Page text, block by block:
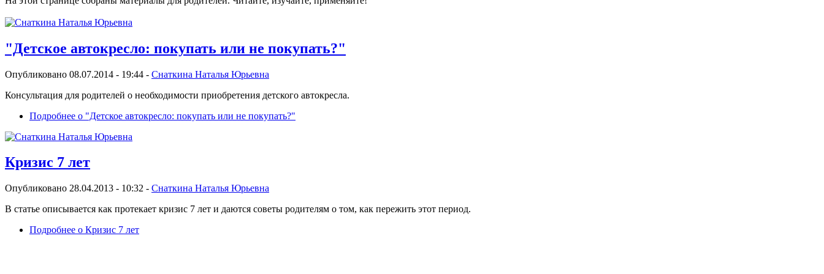
"Детское автокресло: покупать или не покупать?"
Опубликовано 08.07.2014 - 19:44 - Снаткина Наталья Юрьевна
Консультация для родителей о необходимости приобретения детского автокресла.
Подробнее о "Детское автокресло: покупать или не покупать?"
Кризис 7 лет
Опубликовано 28.04.2013 - 10:32 - Снаткина Наталья Юрьевна
В статье описывается как протекает кризис 7 лет и даются советы родителям о том, как пережить этот период.
Подробнее о Кризис 7 лет